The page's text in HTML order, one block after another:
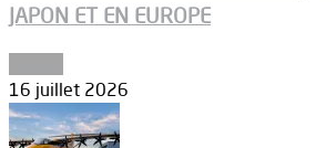
JAPON ET EN EUROPE
16 juillet 2026